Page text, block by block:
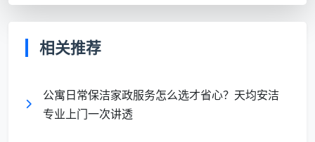
先拖地板再擦桌子，但科学的方法是用静电除尘掸先
清理吊柜顶端、空调出风口的浮尘，再擦家具，最后
才拖地。如果反过来操作，高处灰尘落下，先前打扫
一屋不扫何以扫天下？他们遵循“从里到外”
相关推荐
公寓日常保洁家政服务怎么选才省心？天均安洁
专业上门一次讲透